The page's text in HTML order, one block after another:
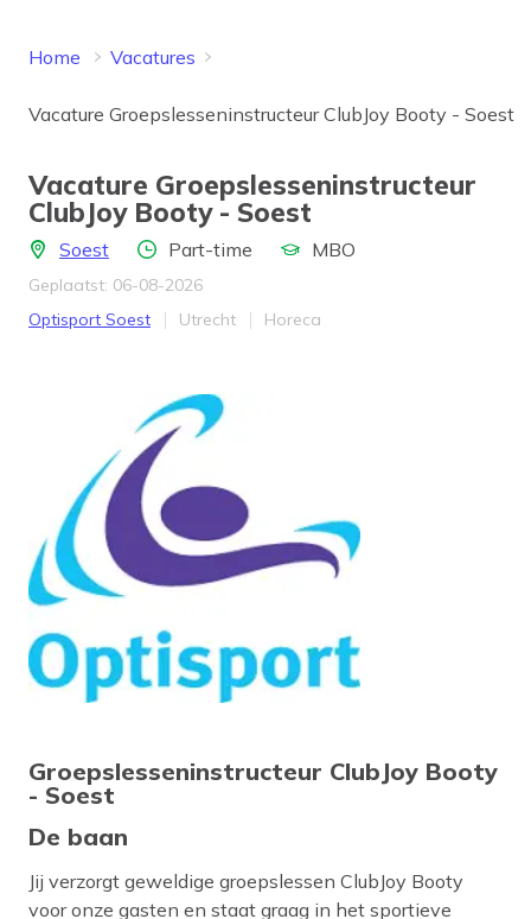
Home Vacatures
Vacature Groepslesseninstructeur ClubJoy Booty - Soest
Vacature Groepslesseninstructeur
ClubJoy Booty - Soest
LocatieSoestAantal uren
Part-time Opleidingsniveau
MBO
Geplaatst: 06-08-2026
Bedrijf
Optisport Soest Provincie
Utrecht Werkveld
Horeca
Groepslesseninstructeur ClubJoy Booty
- Soest
De baan
Jij verzorgt geweldige groepslessen ClubJoy Booty
voor onze gasten en staat graag in het sportieve